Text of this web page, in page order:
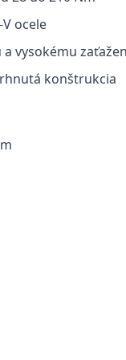
ocele
vysokému
konštrukcia